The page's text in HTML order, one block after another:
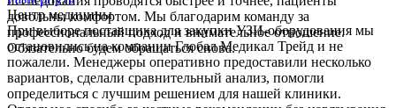
довольны комфортом. Мы благодарим команду за
профессиональный подход и внимательное отношение.
Обязательно будем обращаться снова.
Центр медицины
При выборе поставщика для закупки УЗИ-оборудования мы
остановились на компании Глобал Медикал Трейд и не
пожалели. Менеджеры оперативно предоставили несколько
вариантов, сделали сравнительный анализ, помогли
определиться с лучшим решением для нашей клиники.